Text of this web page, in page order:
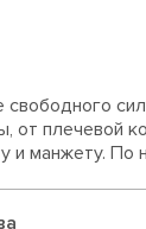
от плечевой
и манжету. По